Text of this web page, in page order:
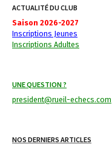
t
n
a
i
a
ACTUALITÉ DU CLUB
Saison 2026-2027
Inscriptions Jeunes
Inscriptions Adultes
UNE QUESTION ?
president@rueil-echecs.com
NOS DERNIERS ARTICLES